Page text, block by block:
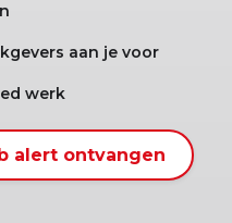
aan je voor
werk
alert ontvangen